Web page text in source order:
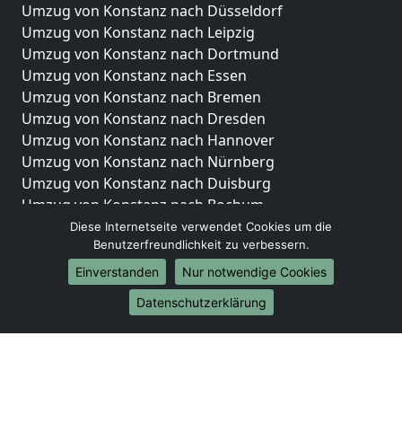
Umzug von Konstanz nach Düsseldorf
Umzug von Konstanz nach Leipzig
Umzug von Konstanz nach Dortmund
Umzug von Konstanz nach Essen
Umzug von Konstanz nach Bremen
Umzug von Konstanz nach Dresden
Umzug von Konstanz nach Hannover
Umzug von Konstanz nach Nürnberg
Umzug von Konstanz nach Duisburg
Umzug von Konstanz nach Bochum
Umzug von Konstanz nach Wuppertal
Umzug von Konstanz nach Bielefeld
Umzug von Konstanz nach Bonn
Umzug von Konstanz nach Münster
Diese Internetseite verwendet Cookies um die
Benutzerfreundlichkeit zu verbessern.
Einverstanden
Nur notwendige Cookies
Datenschutzerklärung